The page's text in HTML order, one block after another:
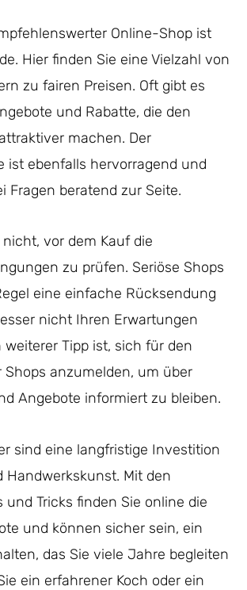
Online-Shop ist
Hier finden Sie eine Vielzahl von
zu fairen Preisen. Oft gibt es
und Rabatte, die den
machen. Der
ist ebenfalls hervorragend und
Fragen beratend zur Seite.
nicht, vor dem Kauf die
zu prüfen. Seriöse Shops
eine einfache Rücksendung
nicht Ihren Erwartungen
weiterer Tipp ist, sich für den
Shops anzumelden, um über
Angebote informiert zu bleiben.
sind eine langfristige Investition
Handwerkskunst. Mit den
und Tricks finden Sie online die
und können sicher sein, ein
das Sie viele Jahre begleiten
ein erfahrener Koch oder ein